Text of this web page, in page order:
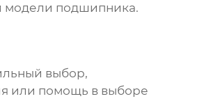
модели подшипника.
выбор,
или помощь в выборе